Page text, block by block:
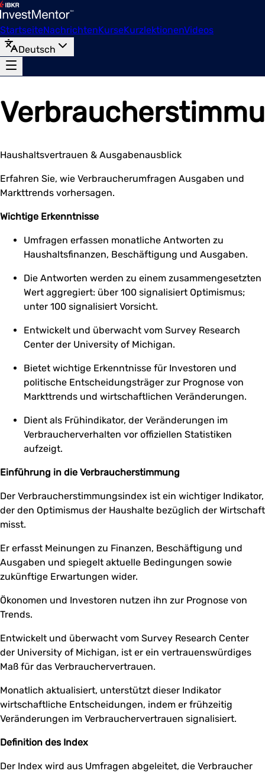
StartseiteNachrichtenKurseKurzlektionenVideos
Deutsch
Haushaltsvertrauen & Ausgabenausblick
Erfahren Sie, wie Verbraucherumfragen Ausgaben und
Markttrends vorhersagen.
Wichtige Erkenntnisse
Umfragen erfassen monatliche Antworten zu
Haushaltsfinanzen, Beschäftigung und Ausgaben.
Die Antworten werden zu einem zusammengesetzten
Wert aggregiert: über 100 signalisiert Optimismus;
unter 100 signalisiert Vorsicht.
Entwickelt und überwacht vom Survey Research
Center der University of Michigan.
Bietet wichtige Erkenntnisse für Investoren und
politische Entscheidungsträger zur Prognose von
Markttrends und wirtschaftlichen Veränderungen.
Dient als Frühindikator, der Veränderungen im
Verbraucherverhalten vor offiziellen Statistiken
aufzeigt.
Einführung in die Verbraucherstimmung
Der Verbraucherstimmungsindex ist ein wichtiger Indikator,
der den Optimismus der Haushalte bezüglich der Wirtschaft
misst.
Er erfasst Meinungen zu Finanzen, Beschäftigung und
Ausgaben und spiegelt aktuelle Bedingungen sowie
zukünftige Erwartungen wider.
Ökonomen und Investoren nutzen ihn zur Prognose von
Trends.
Entwickelt und überwacht vom Survey Research Center
der University of Michigan, ist er ein vertrauenswürdiges
Maß für das Verbrauchervertrauen.
Monatlich aktualisiert, unterstützt dieser Indikator
wirtschaftliche Entscheidungen, indem er frühzeitig
Veränderungen im Verbrauchervertrauen signalisiert.
Definition des Index
Der Index wird aus Umfragen abgeleitet, die Verbraucher